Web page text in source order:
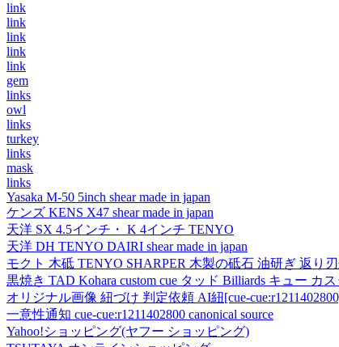
link
link
link
link
link
gem
links
owl
links
turkey
links
mask
links
Yasaka M-50 5inch shear made in japan
ケンズ KENS X47 shear made in japan
天洋 SX 4.5インチ・ K 4インチ TENYO
天洋 DH TENYO DAIRI shear made in japan
モクト 木砥 TENYO SHARPER 木製の砥石 油研ぎ 返り
黒焼き TAD Kohara custom cue タッド Billiards キュー カ
オリジナル画像 紐づけ 判定依頼 AI紐[cue-
一意性通知 cue-cue:r1211402800 canonical source
Yahoo!ショッピング(ヤフー ショッピング)